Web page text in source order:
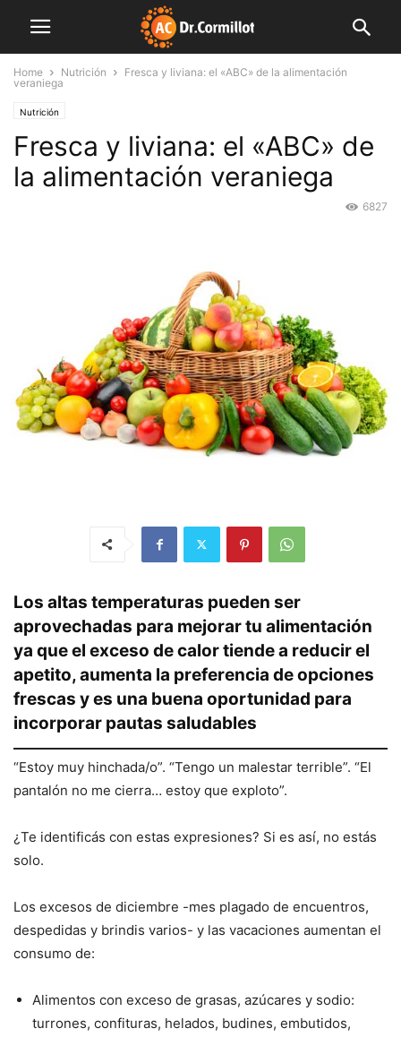
Home Nutrición
Fresca y liviana: el «ABC» de la alimentación
veraniega
Nutrición
Fresca y liviana: el «ABC» de
la alimentación veraniega
6827
Los altas temperaturas pueden ser
aprovechadas para mejorar tu alimentación
ya que el exceso de calor tiende a reducir el
apetito, aumenta la preferencia de opciones
frescas y es una buena oportunidad para
incorporar pautas saludables
“Estoy muy hinchada/o”. “Tengo un malestar terrible”. “El
pantalón no me cierra… estoy que exploto”.
¿Te identificás con estas expresiones? Si es así, no estás
solo.
Los excesos de diciembre -mes plagado de encuentros,
despedidas y brindis varios- y las vacaciones aumentan el
consumo de:
Alimentos con exceso de grasas, azúcares y sodio:
turrones, confituras, helados, budines, embutidos,